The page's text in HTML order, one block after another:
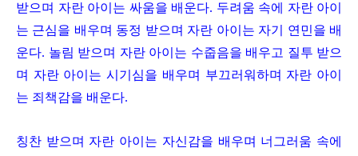
받으며 자란 아이는 싸움을 배운다. 두려움 속에 자란 아이
는 근심을 배우며 동정 받으며 자란 아이는 자기 연민을 배
운다. 놀림 받으며 자란 아이는 수줍음을 배우고 질투 받으
며 자란 아이는 시기심을 배우며 부끄러워하며 자란 아이
는 죄책감을 배운다.
칭찬 받으며 자란 아이는 자신감을 배우며 너그러움 속에